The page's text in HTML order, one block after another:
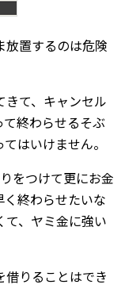
放置するのは危険
きて、キャンセル
終わらせるそぶ
はいけません。
をつけて更にお金
終わらせたいな
て、ヤミ金に強い
りることはでき